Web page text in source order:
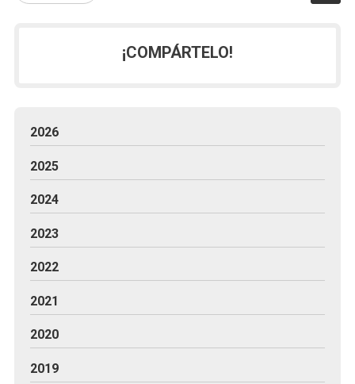
¡COMPÁRTELO!
2026
2025
2024
2023
2022
2021
2020
2019